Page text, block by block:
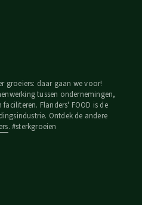
groeiers: daar gaan we voor!
tussen ondernemingen,
Flanders' FOOD is de
Ontdek de andere
. #sterkgroeien